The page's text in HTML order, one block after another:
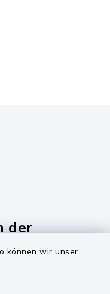
können wir unser
der
bei Nabburg